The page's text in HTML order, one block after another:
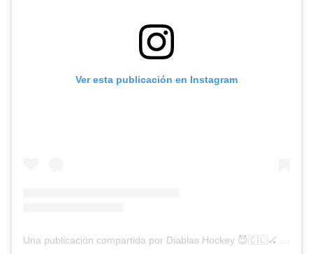
Ver esta publicación en Instagram
Una publicación compartida por Diablas Hockey 😈🇨🇱🏑 (@diablashockey)